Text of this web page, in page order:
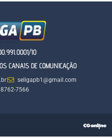
10
CANAIS DE COMUNICAÇÃO
seligapb1@gmail.com
7566